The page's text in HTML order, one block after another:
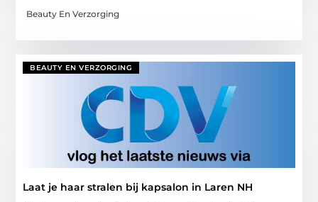
Beauty En Verzorging
BEAUTY EN VERZORGING
Laat je haar stralen bij kapsalon in Laren NH